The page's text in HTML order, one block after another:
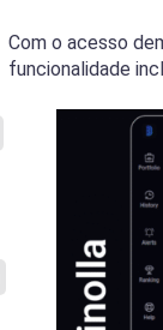
Com o acesso
funcionalidade